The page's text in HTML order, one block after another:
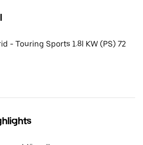
- Touring Sports 1.8l KW (PS) 72